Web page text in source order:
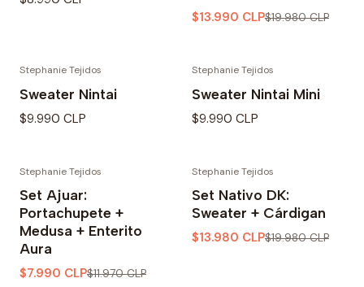
$13.990 CLP$19.980 CLP
Stephanie Tejidos
Sweater Nintai
$9.990 CLP
Stephanie Tejidos
Sweater Nintai Mini
$9.990 CLP
Stephanie Tejidos
Set Ajuar:
Portachupete +
Medusa + Enterito
Aura
$7.990 CLP$11.970 CLP
Stephanie Tejidos
Set Nativo DK:
Sweater + Cárdigan
$13.980 CLP$19.980 CLP